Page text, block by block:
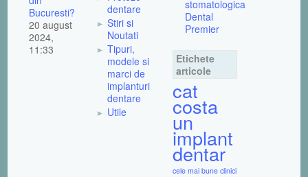
Bucuresti?
20 august
2024,
11:33
dentare
Stiri si
Noutati
Tipuri,
modele si
marci de
implanturi
dentare
Utile
stomatologica
Dental
Premier
Etichete
articole
cat
costa
un
implant
dentar
cele mai bune clinici